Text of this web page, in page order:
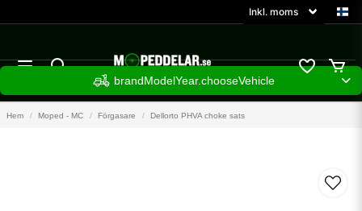
brandModelYear.chooseVehicle
Hem Moped - MC Förgasare Dellorto PHVA choke sats